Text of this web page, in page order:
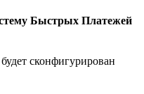
Быстрых Платежей
сконфигурирован